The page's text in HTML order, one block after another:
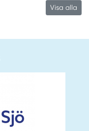
Visa alla